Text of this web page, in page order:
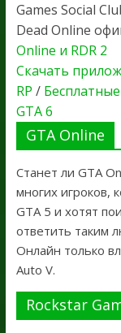
Games Social
Dead Online
Online и RDR 2
Скачать
RP /
GTA 6
GTA Online
Станет ли GTA
многих игроков,
GTA 5 и хотят
ответить таким
Онлайн только
Auto V.
Rockstar